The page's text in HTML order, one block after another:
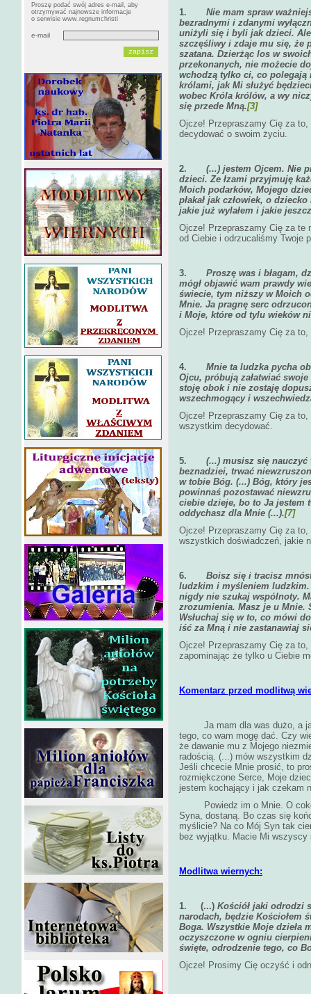
Proszę podać swój adres e-mail, aby
otrzymywać najnowsze informacje
o serwisie www.regnumchristi
e-mail
1. Nie mam spraw
bezradnymi i zdanymi
uniżyli się i byli jak dzieci.
szczęśliwy i zdaje mu się, że
szatana. Dzierżąc los w
przekonanych, nie możecie
wchodzą tylko ci, co polegają
królami, jak Mi służyć
wobec Króla królów, a wy
się przede Mną.[3]
Ojcze! Przepraszamy Cię za
decydować o swoim życiu.
2. (...) jestem Ojcem. Nie
dzieci. Ze łzami przyjmuję
Moich podarków, Mojego
płakał jak człowiek, o
jakie już wylałem i jakie
Ojcze! Przepraszamy Cię za te
od Ciebie i odrzucaliśmy Twoje
3. Proszę was i błagam,
mógł objawić wam prawdy
świecie, tym niższy w Moich
Mnie. Ja pragnę serc
i Moje, które od tylu wieków
Ojcze! Przepraszamy Cię za
4. Mnie ta ludzka pycha
Ojcu, próbują załatwiać
stoję obok i nie zostaję
wszechmogący i
Ojcze! Przepraszamy Cię za
wszystkim decydować.
5. (...) musisz się
beznadziei, trwać
w tobie Bóg. (...) Bóg, który
powinnaś pozostawać
ciebie dzieje, bo to Ja jestem
oddychasz dla Mnie (...).[7]
Ojcze! Przepraszamy Cię za
wszystkich doświadczeń, jakie
6. Boisz się i tracisz
ludzkim i myśleniem
nigdy nie szukaj wspólnoty.
zrozumienia. Masz je u Mnie.
Wsłuchaj się w to, co mówi
iść za Mną i nie zastanawiaj
Ojcze! Przepraszamy Cię za
zapominając że tylko u Ciebie
Komentarz przed modlitwą
Ja mam dla was dużo, a
tego, co wam mogę dać. Czy
że dawanie mu z Mojego
radością. (...) mów wszystkim
Jeśli chcecie Mnie prosić, to
rozmiękczone Serce, Moje
jestem kochający i jak czekam
Powiedz im o Mnie. O
Syna, dostaną. Bo czas się
myślicie? Na co Mój Syn tak
bez wyjątku. Macie Mi wszyscy
Modlitwa wiernych:
1. (...) Kościół jaki odrodzi
narodach, będzie Kościołem
Boga. Wszystkie Moje dzieła
oczyszczone w ogniu
święte, odrodzenie tego, co
Ojcze! Prosimy Cię oczyść i